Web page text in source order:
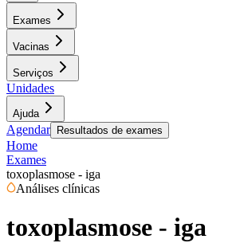
Exames
Vacinas
Serviços
Unidades
Ajuda
Agendar Resultados de exames
Home
Exames
toxoplasmose - iga
Análises clínicas
toxoplasmose - iga